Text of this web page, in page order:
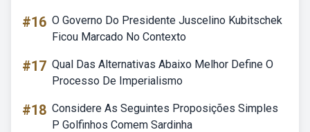
#16 O Governo Do Presidente Juscelino Kubitschek
Ficou Marcado No Contexto
#17 Qual Das Alternativas Abaixo Melhor Define O
Processo De Imperialismo
#18 Considere As Seguintes Proposições Simples
P Golfinhos Comem Sardinha